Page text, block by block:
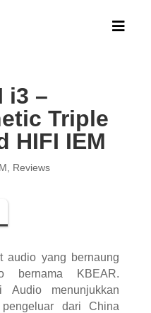

i3 –
Triple
HIFI IEM
Reviews
yang bernaung
bernama KBEAR.
menunjukkan
dari China